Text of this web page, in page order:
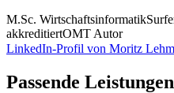
M.Sc. Wirtschaftsinformatik
akkreditiertOMT Autor
LinkedIn-Profil von Moritz
Passende Leistungen